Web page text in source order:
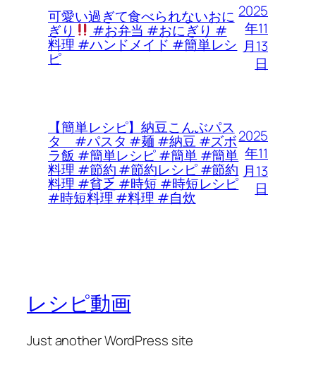
可愛い過ぎて食べられないおに
ぎり #お弁当 #おにぎり #
料理 #ハンドメイド #簡単レシ
ピ
2025
年11
月13
日
【簡単レシピ】納豆こんぶパス
タ #パスタ #麺 #納豆 #ズボ
ラ飯 #簡単レシピ #簡単 #簡単
料理 #節約 #節約レシピ #節約
料理 #貧乏 #時短 #時短レシピ
#時短料理 #料理 #自炊
2025
年11
月13
日
レシピ動画
Just another WordPress site